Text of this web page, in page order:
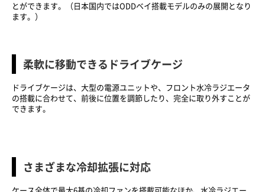
とができます。（日本国内ではODDベイ搭載モデルのみの展開となり
ます。）
柔軟に移動できるドライブケージ
ドライブケージは、大型の電源ユニットや、フロント水冷ラジエータ
の搭載に合わせて、前後に位置を調節したり、完全に取り外すことが
できます。
さまざまな冷却拡張に対応